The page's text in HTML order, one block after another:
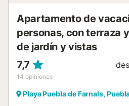
Apartamento de
personas, con terraza
de jardín y vistas
7,7
14 opiniones
Playa Puebla de Farnals,